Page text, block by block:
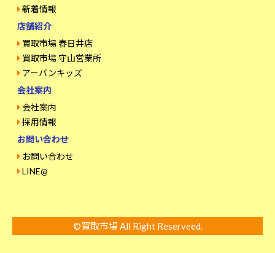
新着情報
店舗紹介
買取市場 春日井店
買取市場 守山営業所
アーバンキッズ
会社案内
会社案内
採用情報
お問い合わせ
お問い合わせ
LINE@
©買取市場 All Right Reserveed.